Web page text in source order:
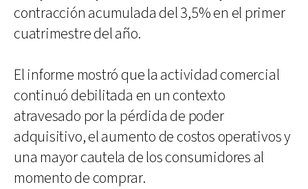
contracción acumulada del 3,5% en el primer
cuatrimestre del año.
El informe mostró que la actividad comercial
continuó debilitada en un contexto
atravesado por la pérdida de poder
adquisitivo, el aumento de costos operativos y
una mayor cautela de los consumidores al
momento de comprar.